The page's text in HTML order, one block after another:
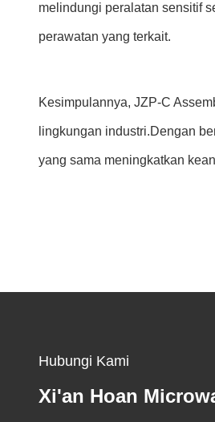
melindungi peralatan sensitif
perawatan yang terkait.
Kesimpulannya, JZP-C
lingkungan industri.Dengan
yang sama meningkatkan
Hubungi Kami
Xi'an Hoan